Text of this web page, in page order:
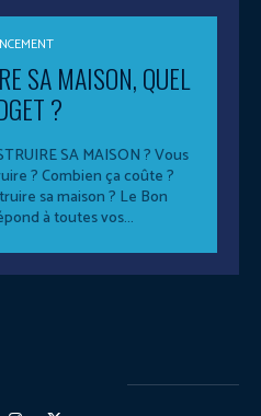
SA MAISON, QUEL
?
SA MAISON ? Vous
? Combien ça coûte ?
sa maison ? Le Bon
à toutes vos...